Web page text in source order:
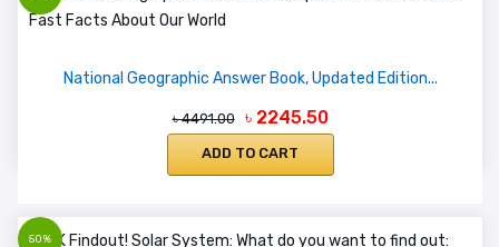
National Geographic Answer Book, Updated Edition...
৳ 4491.00 ৳ 2245.50
ADD TO CART
50%